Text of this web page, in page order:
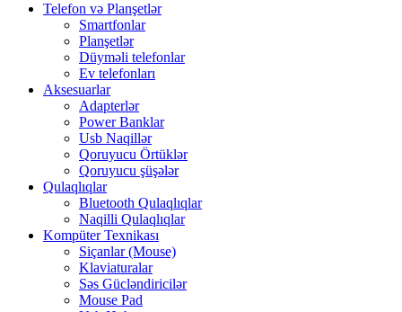
Telefon və Planşetlər
Smartfonlar
Planşetlər
Düyməli telefonlar
Ev telefonları
Aksesuarlar
Adapterlər
Power Banklar
Usb Naqillər
Qoruyucu Örtüklər
Qoruyucu şüşələr
Qulaqlıqlar
Bluetooth Qulaqlıqlar
Naqilli Qulaqlıqlar
Kompüter Texnikası
Siçanlar (Mouse)
Klaviaturalar
Səs Gücləndiricilər
Mouse Pad